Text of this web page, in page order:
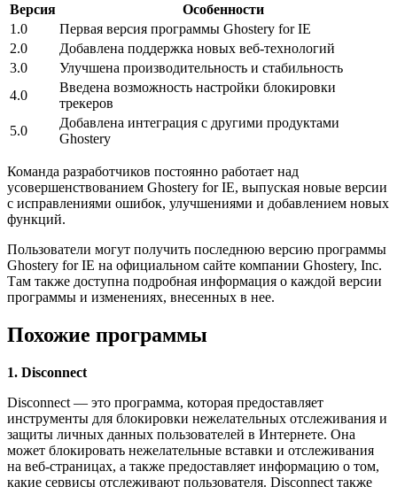
Версия
Особенности
1.0
Первая версия программы Ghostery for IE
2.0
Добавлена поддержка новых веб-технологий
3.0
Улучшена производительность и стабильность
4.0
Введена возможность настройки блокировки
трекеров
5.0
Добавлена интеграция с другими продуктами
Ghostery
Команда разработчиков постоянно работает над
усовершенствованием Ghostery for IE, выпуская новые версии
с исправлениями ошибок, улучшениями и добавлением новых
функций.
Пользователи могут получить последнюю версию программы
Ghostery for IE на официальном сайте компании Ghostery, Inc.
Там также доступна подробная информация о каждой версии
программы и изменениях, внесенных в нее.
Похожие программы
1. Disconnect
Disconnect — это программа, которая предоставляет
инструменты для блокировки нежелательных отслеживания и
защиты личных данных пользователей в Интернете. Она
может блокировать нежелательные вставки и отслеживания
на веб-страницах, а также предоставляет информацию о том,
какие сервисы отслеживают пользователя. Disconnect также